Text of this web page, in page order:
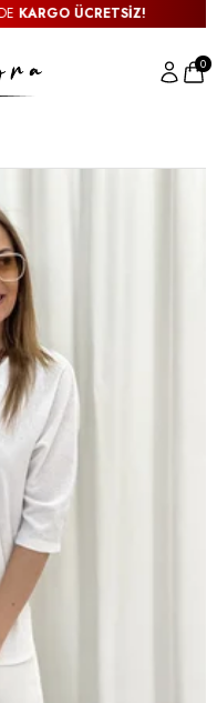
KARGO ÜCRETSİZ!
0